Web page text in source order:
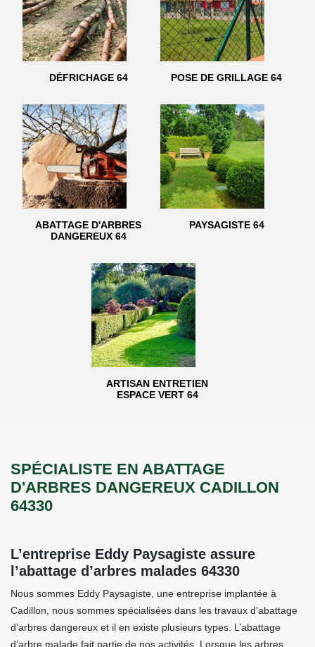
DÉFRICHAGE 64 POSE DE GRILLAGE 64
ABATTAGE D'ARBRES
DANGEREUX 64
PAYSAGISTE 64
ARTISAN ENTRETIEN
ESPACE VERT 64
SPÉCIALISTE EN ABATTAGE
D'ARBRES DANGEREUX CADILLON
64330
L’entreprise Eddy Paysagiste assure
l’abattage d’arbres malades 64330
Nous sommes Eddy Paysagiste, une entreprise implantée à
Cadillon, nous sommes spécialisées dans les travaux d’abattage
d’arbres dangereux et il en existe plusieurs types. L’abattage
d’arbre malade fait partie de nos activités. Lorsque les arbres